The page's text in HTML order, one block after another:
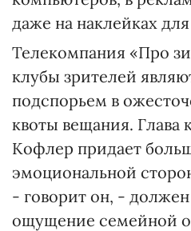
даже на наклейках
Телекомпания «Про
клубы зрителей
подспорьем в
квоты вещания. Глава
Кофлер придает
эмоциональной
- говорит он, - должен
ощущение семейной